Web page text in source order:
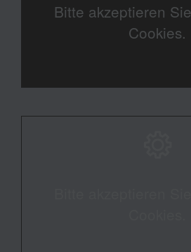
Bitte akzeptieren
Cookies.